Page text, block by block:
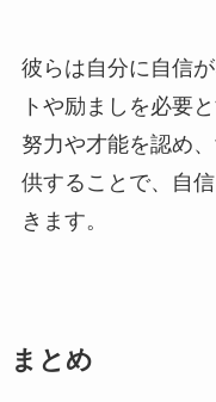
彼らは自分に自信
トや励ましを必要
努力や才能を認め
供することで、自
きます。
まとめ